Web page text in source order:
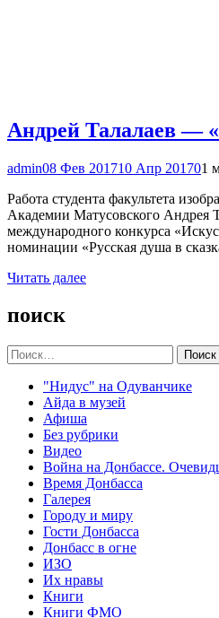
Андрей Талалаев —
admin08 Фев 201710 Апр 201701
Работа студента факультета
Академии Матусовского Андрея
международного конкурса
номинации «Русская душа в
Читать далее
поиск
Найти:
"Нидус" на Одуванчике
Айда в музей
Афиша
Без рубрики
Видео
Война на Донбассе.
Время Донбасса
Галерея
Городу и миру
Гости Донбасса
Донбасс в огне
ИЗО
Их нравы
Книги
Книги ФМО